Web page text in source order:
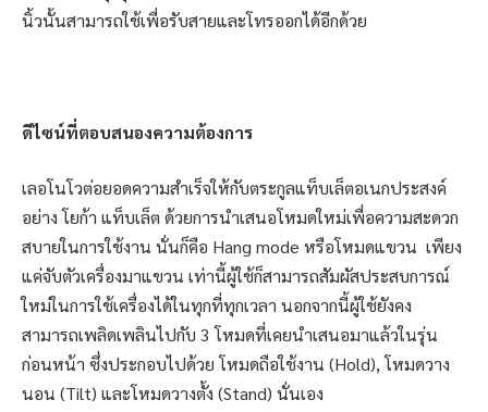
นิ้วนั้นสามารถใช้เพื่อรับสายและโทรออกได้อีกด้วย
ดีไซน์ที่ตอบสนองความต้องการ
เลอโนโวต่อยอดความสำเร็จให้กับตระกูลแท็บเล็ตอเนกประสงค์
อย่าง โยก้า แท็บเล็ต ด้วยการนำเสนอโหมดใหม่เพื่อความสะดวก
สบายในการใช้งาน นั่นก็คือ Hang mode หรือโหมดแขวน เพียง
แค่จับตัวเครื่องมาแขวน เท่านี้ผู้ใช้ก็สามารถสัมผัสประสบการณ์
ใหม่ในการใช้เครื่องได้ในทุกที่ทุกเวลา นอกจากนี้ผู้ใช้ยังคง
สามารถเพลิดเพลินไปกับ 3 โหมดที่เคยนำเสนอมาแล้วในรุ่น
ก่อนหน้า ซึ่งประกอบไปด้วย โหมดถือใช้งาน (Hold), โหมดวาง
นอน (Tilt) และโหมดวางตั้ง (Stand) นั่นเอง